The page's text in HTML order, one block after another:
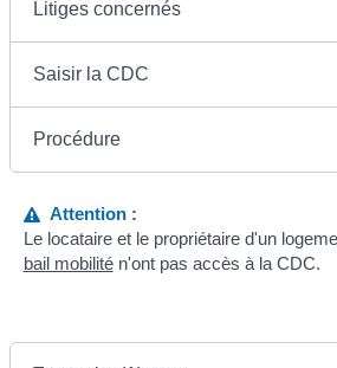
Litiges concernés
Saisir la CDC
Procédure
Attention :
Le locataire et le propriétaire d'un
bail mobilitén'ont pas accès à la CDC.